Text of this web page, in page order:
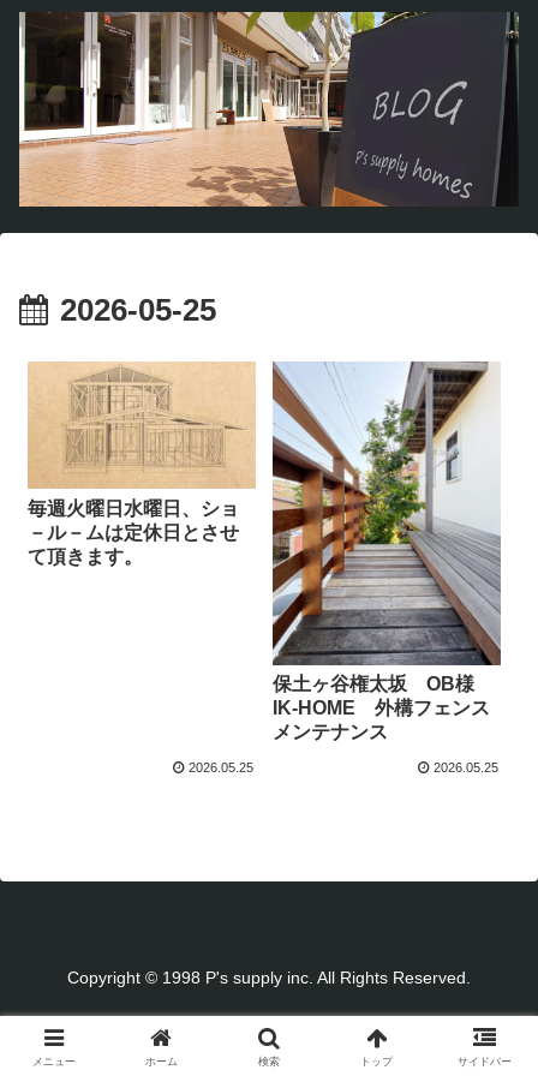
2026-05-25
毎週火曜日水曜日、ショ
－ル－ムは定休日とさせ
て頂きます。
2026.05.25
保土ヶ谷権太坂 OB様
IK-HOME 外構フェンス
メンテナンス
2026.05.25
Copyright © 1998 P's supply inc. All Rights Reserved.
メニュー ホーム 検索 トップ サイドバー